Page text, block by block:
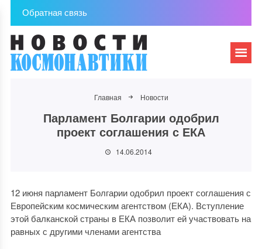
Обратная связь
Главная Новости
Парламент Болгарии одобрил
проект соглашения с ЕКА
14.06.2014
12 июня парламент Болгарии одобрил проект соглашения с
Европейским космическим агентством (ЕКА). Вступление
этой балканской страны в ЕКА позволит ей участвовать на
равных с другими членами агентства